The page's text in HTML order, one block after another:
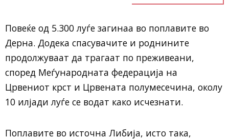
Повеќе од 5.300 луѓе загинаа во поплавите во
Дерна. Додека спасувачите и роднините
продолжуваат да трагаат по преживеани,
според Меѓународната федерација на
Црвениот крст и Црвената полумесечина, околу
10 илјади луѓе се водат како исчезнати.
Поплавите во источна Либија, исто така,